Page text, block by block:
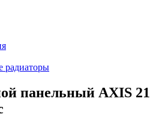
радиаторы
панельный AXIS 21